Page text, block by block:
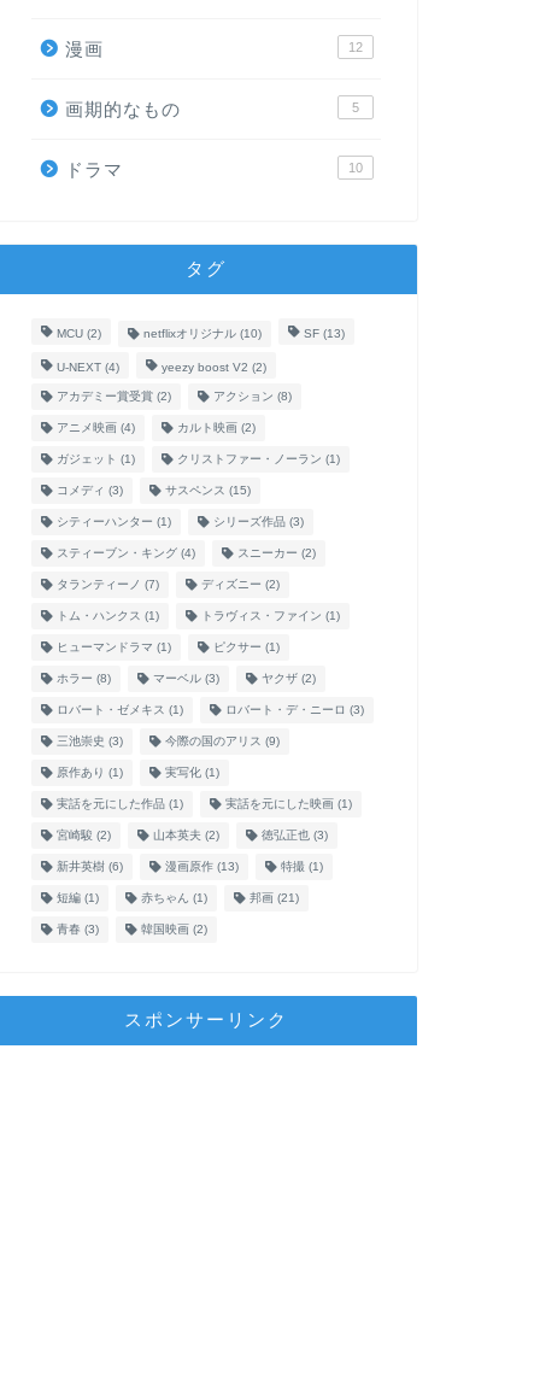
漫画 12
画期的なもの 5
ドラマ 10
タグ
MCU(2) netflixオリジナル(10) SF(13)
U-NEXT(4) yeezy boost V2 (2)
アカデミー賞受賞(2) アクション (8)
アニメ映画(4) カルト映画(2)
ガジェット (1) クリストファー・ノーラン (1)
コメディ (3) サスペンス (15)
シティーハンター (1) シリーズ作品(3)
スティーブン・キング(4) スニーカー (2)
タランティーノ (7) ディズニー (2)
トム・ハンクス (1) トラヴィス・ファイン (1)
ヒューマンドラマ (1) ピクサー (1)
ホラー (8) マーベル(3) ヤクザ(2)
ロバート・ゼメキス (1) ロバート・デ・ニーロ (3)
三池崇史 (3) 今際の国のアリス (9)
原作あり (1) 実写化(1)
実話を元にした作品(1) 実話を元にした映画(1)
宮崎駿 (2) 山本英夫 (2) 徳弘正也 (3)
新井英樹(6) 漫画原作(13) 特撮(1)
短編(1) 赤ちゃん (1) 邦画(21)
青春 (3) 韓国映画(2)
スポンサーリンク